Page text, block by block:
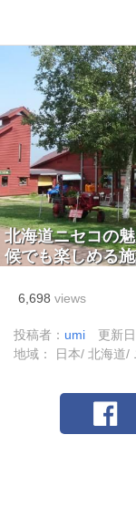
北海道ニセコの
候でも楽しめる
6,698 views
投稿者： umi 更新
地域： 日本/ 北海道/